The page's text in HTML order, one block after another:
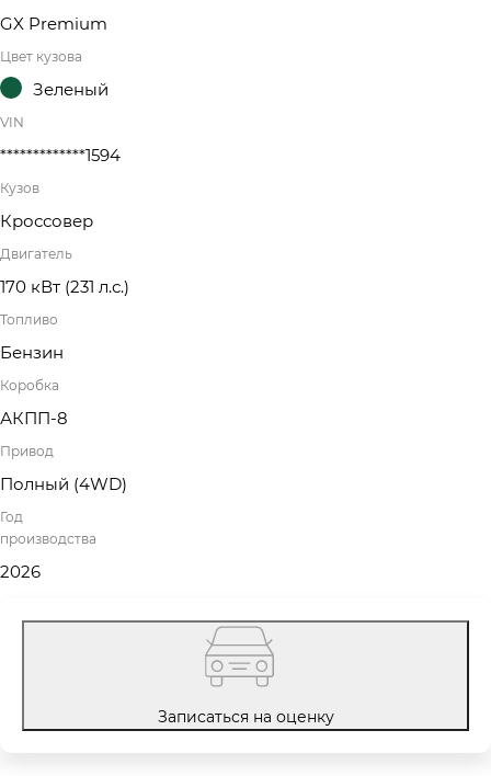
GX Premium
Цвет кузова
Зеленый
VIN
*************1594
Кузов
Кроссовер
Двигатель
170 кВт (231 л.с.)
Топливо
Бензин
Коробка
АКПП-8
Привод
Полный (4WD)
Год
производства
2026
Записаться на оценку